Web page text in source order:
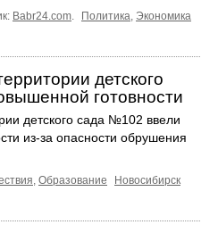
Babr24.com. Политика, Экономика
детского
готовности
детского сада №102 ввели
из-за опасности обрушения
, Образование
Новосибирск